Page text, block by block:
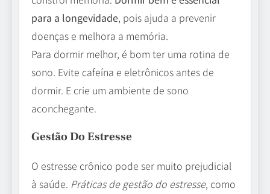
para a longevidade, pois ajuda a prevenir
doenças e melhora a memória.
Para dormir melhor, é bom ter uma rotina de
sono. Evite cafeína e eletrônicos antes de
dormir. E crie um ambiente de sono
aconchegante.
Gestão Do Estresse
O estresse crônico pode ser muito prejudicial
à saúde. Práticas de gestão do estresse, como